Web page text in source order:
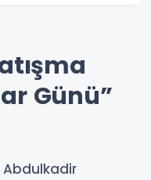
Günü”
Abdulkadir